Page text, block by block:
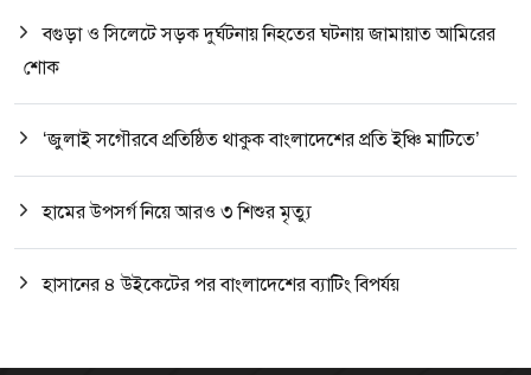
বগুড়া ও সিলেটে সড়ক দুর্ঘটনায় নিহতের ঘটনায় জামায়াত আমিরের
শোক
‘জুলাই সগৌরবে প্রতিষ্ঠিত থাকুক বাংলাদেশের প্রতি ইঞ্চি মাটিতে’
হামের উপসর্গ নিয়ে আরও ৩ শিশুর মৃত্যু
হাসানের ৪ উইকেটের পর বাংলাদেশের ব্যাটিং বিপর্যয়